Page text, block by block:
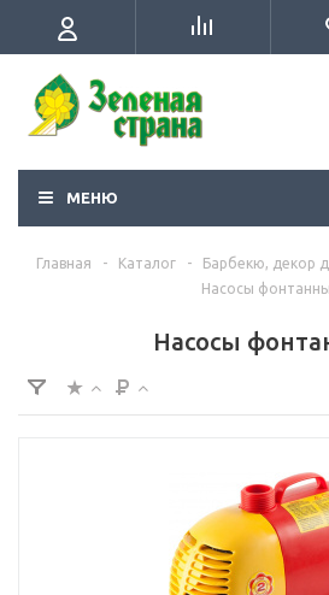
МЕНЮ
Главная - Каталог - Барбекю, декор
Насосы
Насосы